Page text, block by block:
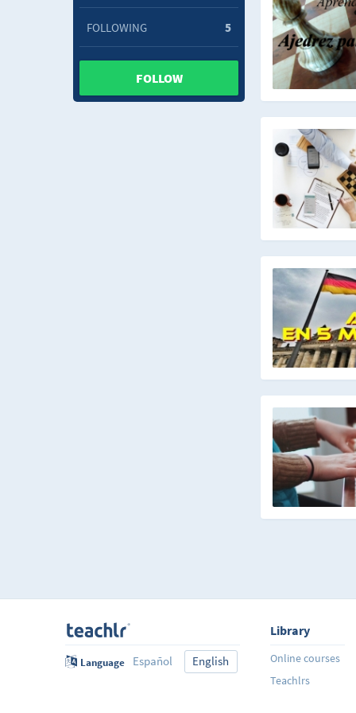
FOLLOWING 5
FOLLOW
Language Español English
Library
Online courses
Teachlrs